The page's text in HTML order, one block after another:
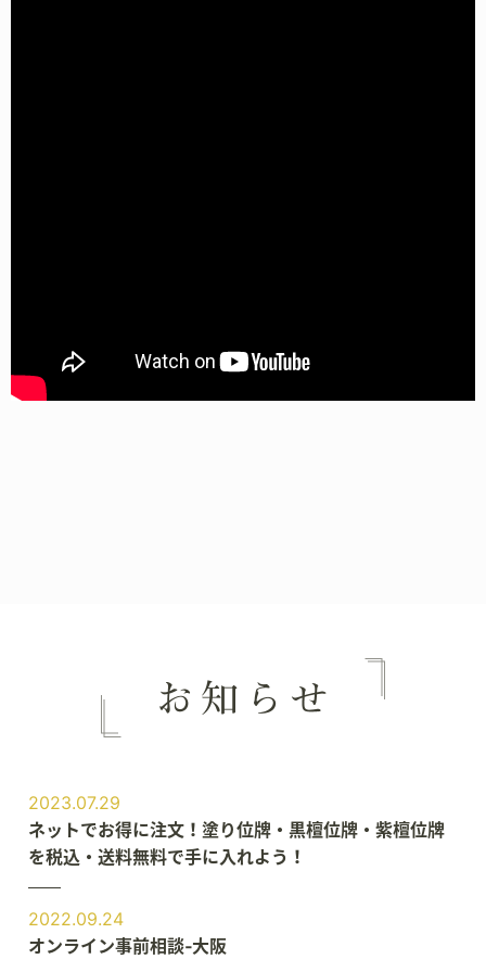
2023.07.29
ネットでお得に注文！塗り位牌・黒檀位牌・紫檀位牌
を税込・送料無料で手に入れよう！
2022.09.24
オンライン事前相談‐大阪